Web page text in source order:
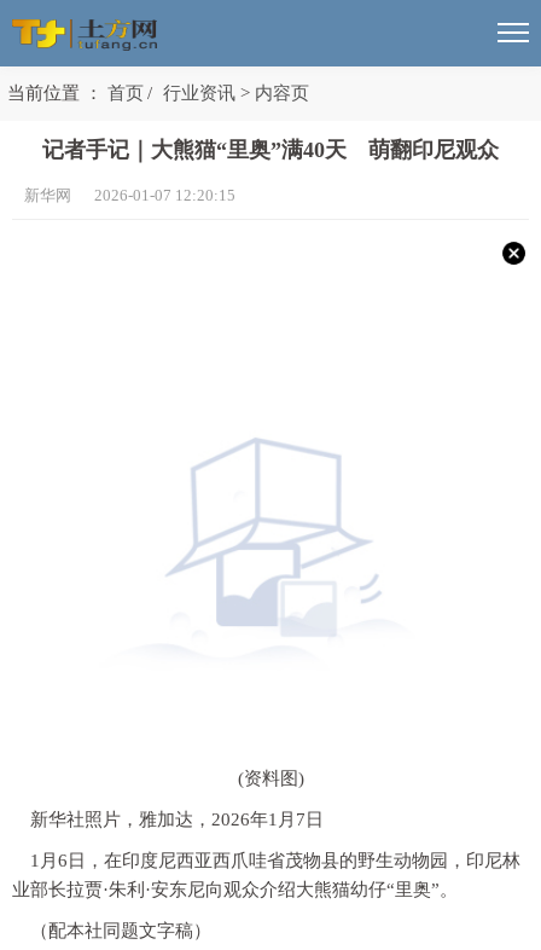
当前位置 ： 首页/ 行业资讯 > 内容页
记者手记｜大熊猫“里奥”满40天 萌翻印尼观众
新华网 2026-01-07 12:20:15
(资料图)
新华社照片，雅加达，2026年1月7日
1月6日，在印度尼西亚西爪哇省茂物县的野生动物园，印尼林
业部长拉贾·朱利·安东尼向观众介绍大熊猫幼仔“里奥”。
（配本社同题文字稿）